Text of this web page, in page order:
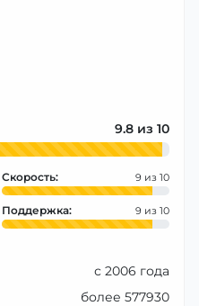
9.8
Скорость: 9
Поддержка: 9
с 2006 года
более 577930